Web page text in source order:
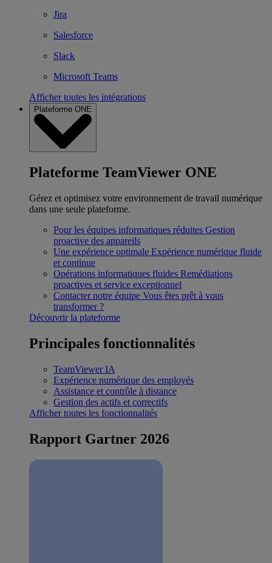
Jira
Salesforce
Slack
Microsoft Teams
Afficher toutes les intégrations
Plateforme ONE
Plateforme TeamViewer ONE
Gérez et optimisez votre environnement de travail numérique
dans une seule plateforme.
Pour les équipes informatiques réduites Gestion
proactive des appareils
Une expérience optimale Expérience numérique fluide
et continue
Opérations informatiques fluides Remédiations
proactives et service exceptionnel
Contacter notre équipe Vous êtes prêt à vous
transformer ?
Découvrir la plateforme
Principales fonctionnalités
TeamViewer IA
Expérience numérique des employés
Assistance et contrôle à distance
Gestion des actifs et correctifs
Afficher toutes les fonctionnalités
Rapport Gartner 2026